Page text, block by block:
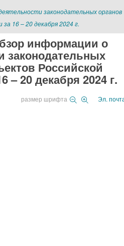
законодательных органов
16 – 20 декабря 2024 г.
информации о
законодательных
Российской
– 20 декабря 2024 г.
размер шрифта Эл.